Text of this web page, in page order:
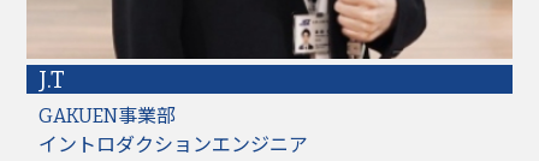
J.T
GAKUEN事業部
イントロダクションエンジニア